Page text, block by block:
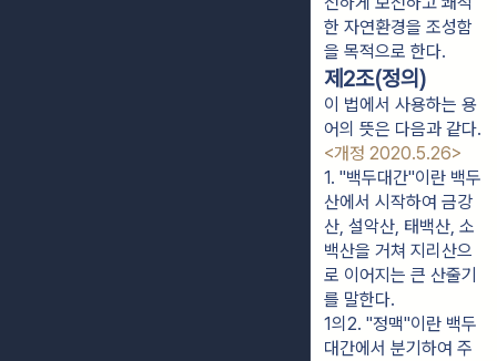
한 자연환경을 조성함
을 목적으로 한다.
제2조(정의)
이 법에서 사용하는 용
어의 뜻은 다음과 같다.
<개정 2020.5.26>
1. "백두대간"이란 백두
산에서 시작하여 금강
산, 설악산, 태백산, 소
백산을 거쳐 지리산으
로 이어지는 큰 산줄기
를 말한다.
1의2. "정맥"이란 백두
대간에서 분기하여 주